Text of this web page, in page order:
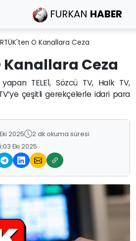
FURKAN HABER
RTÜK'ten O Kanallara Ceza
Kanallara Ceza
TELE1, Sözcü TV, Halk TV,
çeşitli gerekçelerle idari para
2025
2 dk okuma süresi
03 Eki 2025